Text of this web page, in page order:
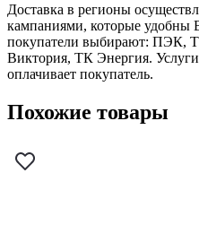
Доставка в регионы
кампаниями, которые удобны
покупатели выбирают: ПЭК,
Виктория, ТК Энергия.
оплачивает покупатель.
Похожие товары